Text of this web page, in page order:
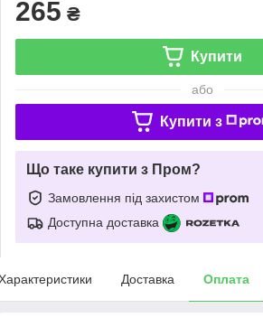
265 ₴
Купити
або
Купити з
Що таке купити з Пром?
Замовлення під захистом
Доступна доставка
Доставка Оплата